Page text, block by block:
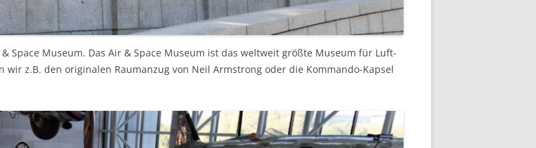
Space Museum. Das Air & Space Museum ist das weltweit größte Museum für Luft-
z.B. den originalen Raumanzug von Neil Armstrong oder die Kommando-Kapsel